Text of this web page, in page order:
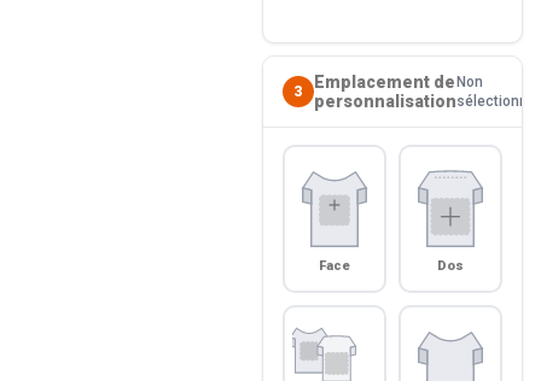
3
Emplacement de
personnalisation
Non
sélectionné
Face Dos